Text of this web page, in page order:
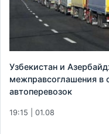
Узбекистан и
межправсоглашения в
автоперевозок
19:15 | 01.08